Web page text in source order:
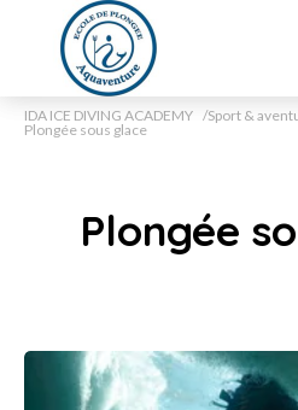
IDA ICE DIVING ACADEMY Sport &
Plongée sous glace
Plongée